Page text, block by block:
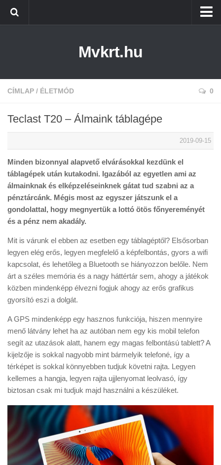
Tiszaújváros
Kazincbarcika
Életmód
Mvkrt.hu
CÍMLAP / ÉLETMÓD 0
Teclast T20 – Álmaink táblagépe
2019-09-15
Minden bizonnyal alapvető elvárásokkal kezdünk el
táblagépek után kutakodni. Igazából az egyetlen ami az
álmainknak és elképzeléseinknek gátat tud szabni az a
pénztárcánk. Mégis most az egyszer játszunk el a
gondolattal, hogy megnyertük a lottó ötös főnyereményét
és a pénz nem akadály.
Mit is várunk el ebben az esetben egy táblagéptől? Elsősorban
legyen elég erős, legyen megfelelő a képfelbontás, gyors a wifi
kapcsolat, és lehetőleg a Bluetooth se hiányozzon belőle. Nem
árt a széles memória és a nagy háttértár sem, ahogy a játékok
közben mindenképp élvezni fogjuk ahogy az erős grafikus
gyorsító eszi a dolgát.
A GPS mindenképp egy hasznos funkciója, hiszen mennyire
menő látvány lehet ha az autóban nem egy kis mobil telefon
segít az utazások alatt, hanem egy magas felbontású tablett? A
kijelzője is sokkal nagyobb mint bármelyik telefoné, így a
térképet is sokkal könnyebben tudjuk követni rajta. Legyen
kellemes a hangja, legyen rajta ujjlenyomat leolvasó, így
biztosan csak mi tudjuk majd használni a készüléket.